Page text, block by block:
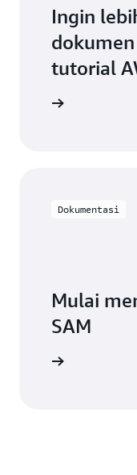
Ingin
tutorial
Dokumentasi
Mulai
SAM